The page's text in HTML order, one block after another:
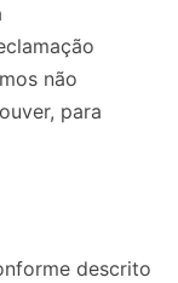
não
para
descrito